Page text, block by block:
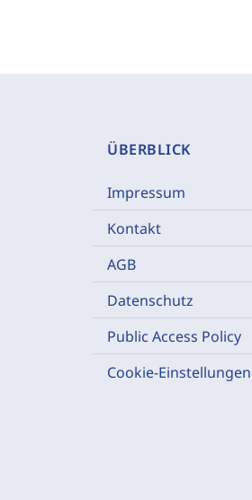
ÜBERBLICK
Impressum
Kontakt
AGB
Datenschutz
Public Access Policy
Cookie-Einstellungen